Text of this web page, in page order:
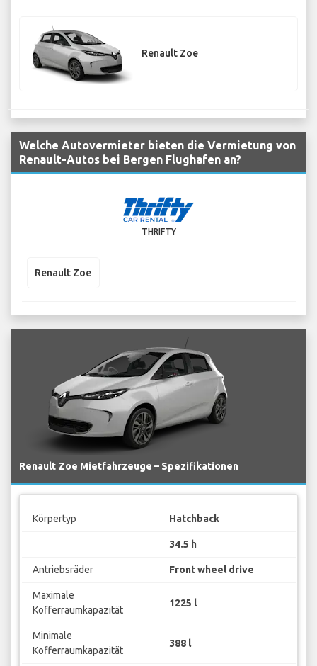
Renault Zoe
Welche Autovermieter bieten die Vermietung von
Renault-Autos bei Bergen Flughafen an?
THRIFTY
Renault Zoe
Renault Zoe Mietfahrzeuge – Spezifikationen
Körpertyp Hatchback
34.5 h
Antriebsräder Front wheel drive
Maximale
Kofferraumkapazität
1225 l
Minimale
Kofferraumkapazität
388 l